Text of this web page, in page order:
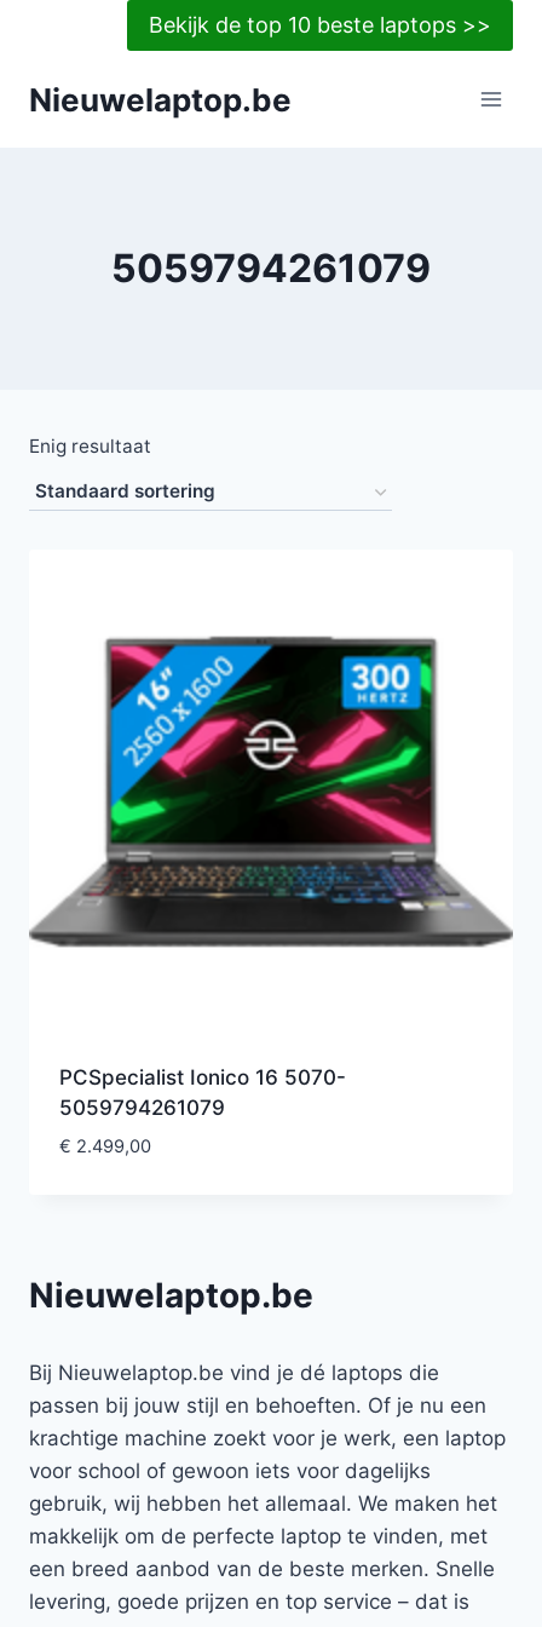
Bekijk de top 10 beste laptops >>
Nieuwelaptop.be
5059794261079
Enig resultaat
PCSpecialist Ionico 16 5070-
5059794261079
€ 2.499,00
Nieuwelaptop.be
Bij Nieuwelaptop.be vind je dé laptops die
passen bij jouw stijl en behoeften. Of je nu een
krachtige machine zoekt voor je werk, een laptop
voor school of gewoon iets voor dagelijks
gebruik, wij hebben het allemaal. We maken het
makkelijk om de perfecte laptop te vinden, met
een breed aanbod van de beste merken. Snelle
levering, goede prijzen en top service – dat is